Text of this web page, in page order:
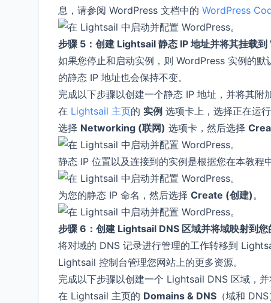
息，请参阅 WordPress 文档中的 WordPress
步骤 5：创建 Lightsail 静态 IP 地址并将其挂载
如果您停止和启动实例，则 WordPress 实例的
的静态 IP 地址也会保持不变。
完成以下步骤以创建一个静态 IP 地址，并将其附
在 Lightsail 主页的 实例 选项卡上，选择正在运
选择 Networking (联网) 选项卡，然后选择
静态 IP 位置以及连接到的实例是根据您在本教程
为您的静态 IP 命名，然后选择 Create (创建)。
步骤 6：创建 Lightsail DNS 区域并将域映射到
将对域的 DNS 记录进行管理的工作转移到
Lightsail 控制台管理您网站上的更多资源。
完成以下步骤以创建一个 Lightsail DNS 区域，并
在 Lightsail 主页的 Domains & DNS （域和